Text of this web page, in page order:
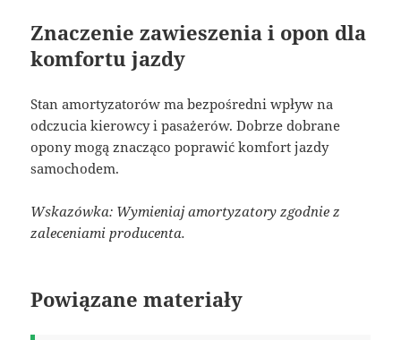
Znaczenie zawieszenia i opon dla
komfortu jazdy
Stan amortyzatorów ma bezpośredni wpływ na
odczucia kierowcy i pasażerów. Dobrze dobrane
opony mogą znacząco poprawić komfort jazdy
samochodem.
Wskazówka: Wymieniaj amortyzatory zgodnie z
zaleceniami producenta.
Powiązane materiały